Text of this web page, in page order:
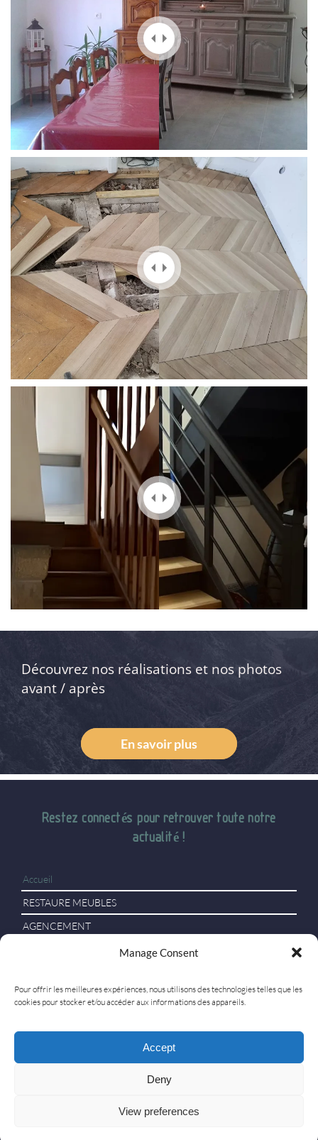
Manage Consent
Pour offrir les meilleures expériences, nous utilisons des technologies telles que les
cookies pour stocker et/ou accéder aux informations des appareils.
Accept
Deny
View preferences
Découvrez nos réalisations et nos photos
avant / après
En savoir plus
Restez connectés pour retrouver toute notre
actualité !
Accueil
RESTAURE MEUBLES
AGENCEMENT
RELOOKING D’INTERIEUR
Contact
MENTIONS LÉGALES
DE CONFIDENTIALITÉ|PLAN DE SITE